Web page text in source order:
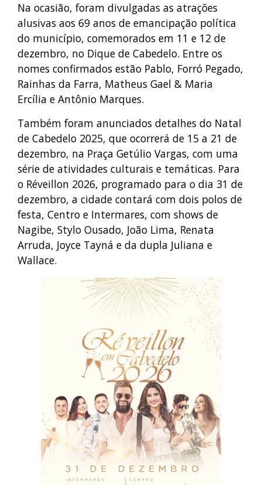
Na ocasião, foram divulgadas as atrações
alusivas aos 69 anos de emancipação política
do município, comemorados em 11 e 12 de
dezembro, no Dique de Cabedelo. Entre os
nomes confirmados estão Pablo, Forró Pegado,
Rainhas da Farra, Matheus Gael & Maria
Ercília e Antônio Marques.
Também foram anunciados detalhes do Natal
de Cabedelo 2025, que ocorrerá de 15 a 21 de
dezembro, na Praça Getúlio Vargas, com uma
série de atividades culturais e temáticas. Para
o Réveillon 2026, programado para o dia 31 de
dezembro, a cidade contará com dois polos de
festa, Centro e Intermares, com shows de
Nagibe, Stylo Ousado, João Lima, Renata
Arruda, Joyce Tayná e da dupla Juliana e
Wallace.